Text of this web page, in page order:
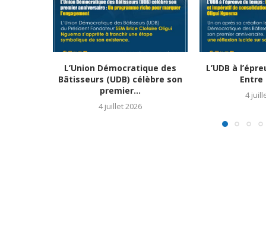
L’Union Démocratique des
Bâtisseurs (UDB) célèbre son
premier...
4 juillet 2026
L’UDB à
Entre
4